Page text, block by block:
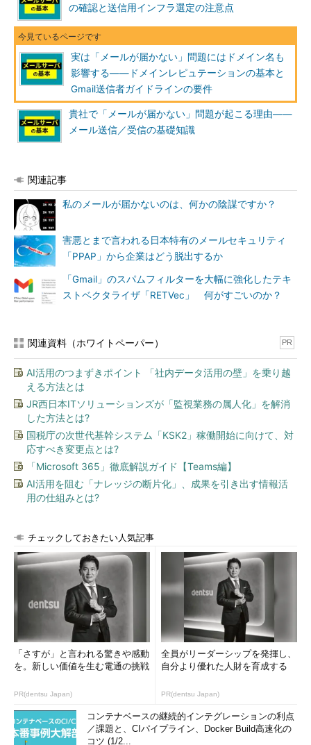
の確認と送信用インフラ選定の注意点
実は「メールが届かない」問題にはドメイン名も
影響する――ドメインレピュテーションの基本と
Gmail送信者ガイドラインの要件
貴社で「メールが届かない」問題が起こる理由――
メール送信／受信の基礎知識
関連記事
私のメールが届かないのは、何かの陰謀ですか？
害悪とまで言われる日本特有のメールセキュリティ
「PPAP」から企業はどう脱出するか
「Gmail」のスパムフィルターを大幅に強化したテキ
ストベクタライザ「RETVec」 何がすごいのか？
関連資料（ホワイトペーパー） PR
AI活用のつまずきポイント 「社内データ活用の壁」を乗り越
える方法とは
JR西日本ITソリューションズが「監視業務の属人化」を解消
した方法とは?
国税庁の次世代基幹システム「KSK2」稼働開始に向けて、対
応すべき変更点とは?
「Microsoft 365」徹底解説ガイド【Teams編】
AI活用を阻む「ナレッジの断片化」、成果を引き出す情報活
用の仕組みとは?
チェックしておきたい人気記事
「さすが」と言われる驚きや感動
を。新しい価値を生む電通の挑戦
PR(dentsu Japan)
全員がリーダーシップを発揮し、
自分より優れた人財を育成する
PR(dentsu Japan)
コンテナベースの継続的インテグレーションの利点
／課題と、CIパイプライン、Docker Build高速化の
コツ (1/2...